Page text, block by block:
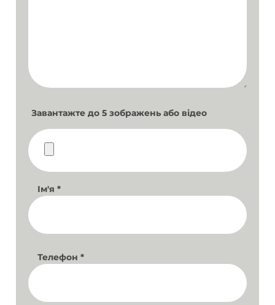
Завантажте до 5 зображень або відео
Ім'я *
Телефон *